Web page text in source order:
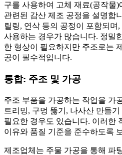
구를 사용하여 고체 재료(공작물
관련된 감산 제조 공정을 설명합
릴링, 연삭 등의 공정이 포함되며
사용하는 경우가 많습니다. 정밀
한 형상이 필요하지만 주조로는
공이 필수적입니다.
통합: 주조 및 가공
주조 부품을 가공하는 작업을 가
트리밍, 구멍 뚫기, 나사산 만들
필요한 경우도 있습니다. 이러한
이유와 품질 기준을 준수하도록
제조업체는 주물 가공을 통해 파